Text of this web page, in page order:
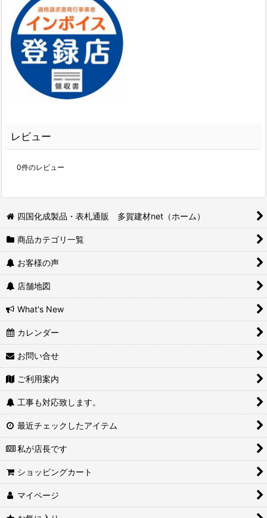
レビュー
0件のレビュー
四国化成製品・表札通販 多賀建材net（ホーム）
商品カテゴリ一覧
お客様の声
店舗地図
What's New
カレンダー
お問い合せ
ご利用案内
工事も対応致します。
最近チェックしたアイテム
私が店長です
ショッピングカート
マイページ